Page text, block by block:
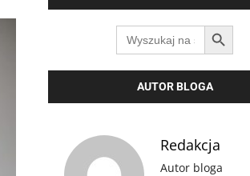
Search
for:
SEARCH BUTTON
AUTOR BLOGA
Redakcja
Autor bloga